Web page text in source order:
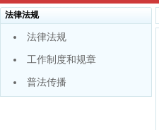
法律法规
法律法规
工作制度和规章
普法传播